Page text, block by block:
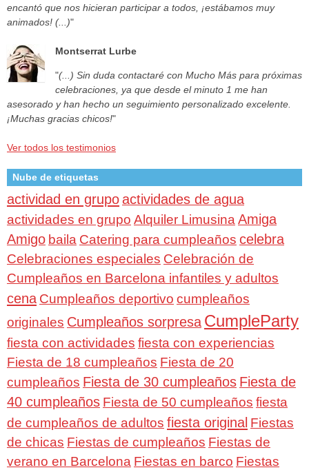
encantó que nos hicieran participar a todos, ¡estábamos muy
animados! (...)"
Montserrat Lurbe
"(...) Sin duda contactaré con Mucho Más para próximas
celebraciones, ya que desde el minuto 1 me han
asesorado y han hecho un seguimiento personalizado excelente.
¡Muchas gracias chicos!"
Ver todos los testimonios
Nube de etiquetas
actividad en grupoactividades de agua
actividades en grupo Alquiler Limusina Amiga
Amigo baila Catering para cumpleaños celebra
Celebraciones especiales Celebración de
Cumpleaños en Barcelona infantiles y adultos
cena Cumpleaños deportivo cumpleaños
originales Cumpleaños sorpresa CumpleParty
fiesta con actividades fiesta con experiencias
Fiesta de 18 cumpleaños Fiesta de 20
cumpleaños Fiesta de 30 cumpleaños Fiesta de
40 cumpleaños Fiesta de 50 cumpleaños fiesta
de cumpleaños de adultos fiesta original Fiestas
de chicas Fiestas de cumpleaños Fiestas de
verano en Barcelona Fiestas en barco Fiestas